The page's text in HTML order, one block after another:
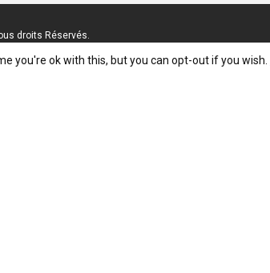
droits Réservés.
you're ok with this, but you can opt-out if you wish.